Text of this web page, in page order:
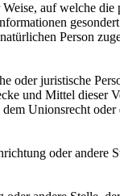
auf welche
Person
juristische
und Mittel
Unionsrecht
oder